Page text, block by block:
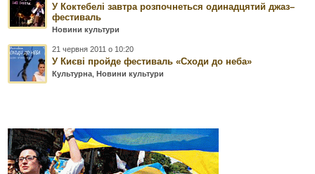
У Коктебелі завтра розпочнеться одинадцятий джаз–
фестиваль
Новини культури
21 червня 2011 о 10:20
У Києві пройде фестиваль «Сходи до неба»
Культурна ,Новини культури